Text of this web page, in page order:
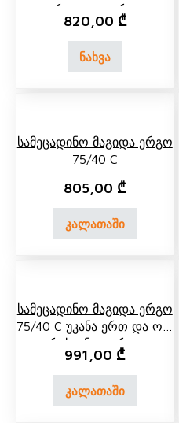
Გვერდითა Თაროთი
820,00 ₾
ნახვა
Სამეცადინო Მაგიდა Ერგო
75/40 C
805,00 ₾
კალათაში
Სამეცადინო Მაგიდა Ერგო
75/40 C Უკანა Ერთ Და Ორ
Იარუსიანი Თაროთი
991,00 ₾
კალათაში